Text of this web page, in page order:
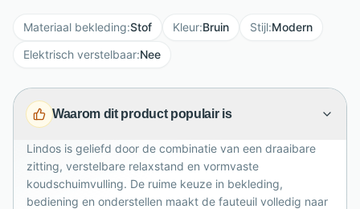
favoriete zit- of ligstand. De zitting en rug zijn gevuld
met duurzaam koudschuim, dat langdurig veerkrachtig
verschillende stoffen, leersoorten, kleuren, maten en
onderstellen. Kies bovendien tussen manuele of
relaxfauteuil die perfect aansluit bij jouw lichaam,
interieur en dagelijkse ontspanningsmomenten thuis,
jarenlang comfortabel in stijl.
Materiaal bekleding:Stof Kleur:Bruin Stijl:Modern
Elektrisch verstelbaar:Nee
Waarom dit product populair is
Lindos is geliefd door de combinatie van een draaibare
zitting, verstelbare relaxstand en vormvaste
koudschuimvulling. De ruime keuze in bekleding,
bediening en onderstellen maakt de fauteuil volledig naar